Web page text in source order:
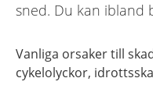
sned. Du kan ibland
Vanliga orsaker till
cykelolyckor,